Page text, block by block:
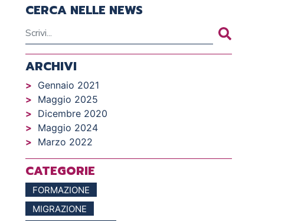
CERCA NELLE NEWS
ARCHIVI
Gennaio 2021
Maggio 2025
Dicembre 2020
Maggio 2024
Marzo 2022
CATEGORIE
FORMAZIONE
MIGRAZIONE